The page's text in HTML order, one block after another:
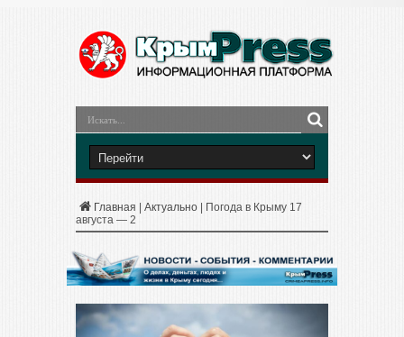
Главная Актуально
Погода в Крыму 17
августа — 2